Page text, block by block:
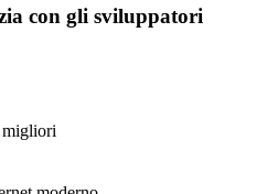
con gli sviluppatori
migliori